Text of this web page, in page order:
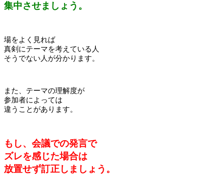
集中させましょう。
場をよく見れば
真剣にテーマを考えている人
そうでない人が分かります。
また、テーマの理解度が
参加者によっては
違うことがあります。
もし、会議での発言で
ズレを感じた場合は
放置せず訂正しましょう。